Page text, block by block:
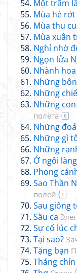
Một trăm
Mùa hè rớt
Mùa thu
Mùa xuân
Nghỉ nhờ
Ngọn lửa
Nhành
Những
Những
Những
полёта
6
Những
Những gì
Những
Ở ngôi
Phong
Sao Thần
полей
1
Sau giông
Sầu ca
Sự cố lúc
Tại sao?
Tặng bạn
Tháng chín